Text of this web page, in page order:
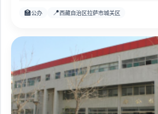
🏫公办 📍西藏自治区拉萨市城关区